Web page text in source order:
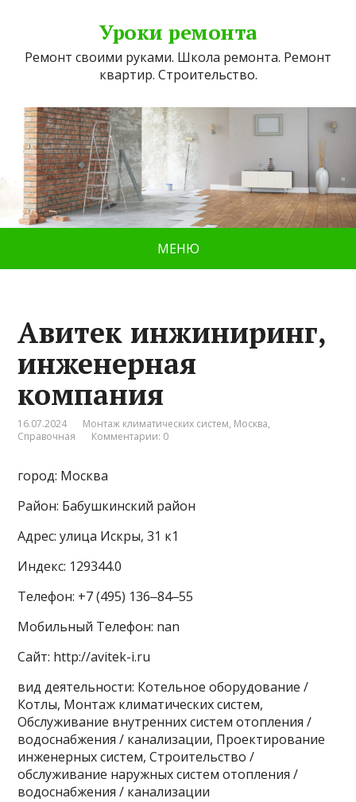
Уроки ремонта
Ремонт своими руками. Школа ремонта. Ремонт
квартир. Строительство.
МЕНЮ
Авитек инжиниринг,
инженерная
компания
16.07.2024 Монтаж климатических систем, Москва,
Справочная
Комментарии: 0
город: Москва
Район: Бабушкинский район
Адрес: улица Искры, 31 к1
Индекс: 129344.0
Телефон: +7 (495) 136‒84‒55
Мобильный Телефон: nan
Сайт: http://avitek-i.ru
вид деятельности: Котельное оборудование /
Котлы, Монтаж климатических систем,
Обслуживание внутренних систем отопления /
водоснабжения / канализации, Проектирование
инженерных систем, Строительство /
обслуживание наружных систем отопления /
водоснабжения / канализации